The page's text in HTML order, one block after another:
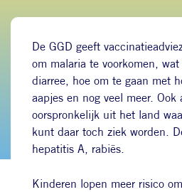
De GGD geeft
om malaria te voorkomen,
diarree, hoe om te gaan met
aapjes en nog veel meer. Ook
oorspronkelijk uit het land
kunt daar toch ziek worden.
hepatitis A, rabiës.
Kinderen lopen meer risico